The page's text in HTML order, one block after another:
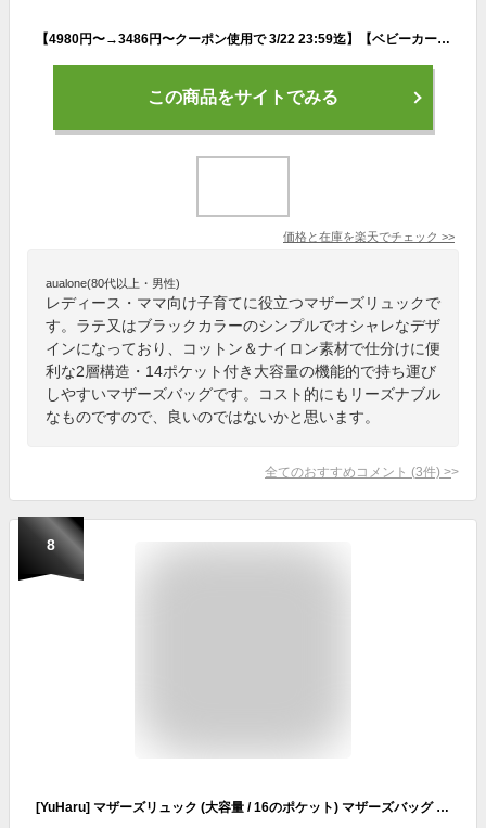
【4980円〜→3486円〜クーポン使用で 3/22 23:59迄】【ベビーカーにも取り付けできる】マザーズリュック バッグ 2層式 軽量 大容量 撥水 おしゃれ ママリュック 便利 多機能 おしゃれ 子育て ベビーカー マタニティ 哺乳瓶 保温 保冷 ペアレンツバッグ
この商品をサイトでみる
価格と在庫を楽天でチェック >>
aualone(80代以上・男性)
レディース・ママ向け子育てに役立つマザーズリュックで
す。ラテ又はブラックカラーのシンプルでオシャレなデザ
インになっており、コットン＆ナイロン素材で仕分けに便
利な2層構造・14ポケット付き大容量の機能的で持ち運び
しやすいマザーズバッグです。コスト的にもリーズナブル
なものですので、良いのではないかと思います。
全てのおすすめコメント (3件) >
8
[YuHaru] マザーズリュック (大容量 / 16のポケット) マザーズバッグ リュック 軽量 多機能 USBポート付き 出産祝い プレゼント グレージュ＆グレー